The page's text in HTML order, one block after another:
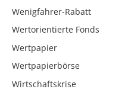
Wenigfahrer-Rabatt
Wertorientierte Fonds
Wertpapier
Wertpapierbörse
Wirtschaftskrise